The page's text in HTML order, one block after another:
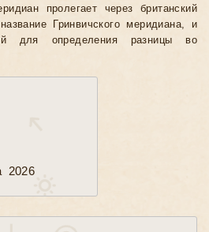
пролегает через британский
Гринвичского меридиана, и
для определения разницы во
2026